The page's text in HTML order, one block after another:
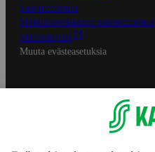
Saavutettavuus
Mobiilisovelluksen saavutettavuus
Mainostajalle
Muuta evästeasetuksia
S-ryhmän palvelut